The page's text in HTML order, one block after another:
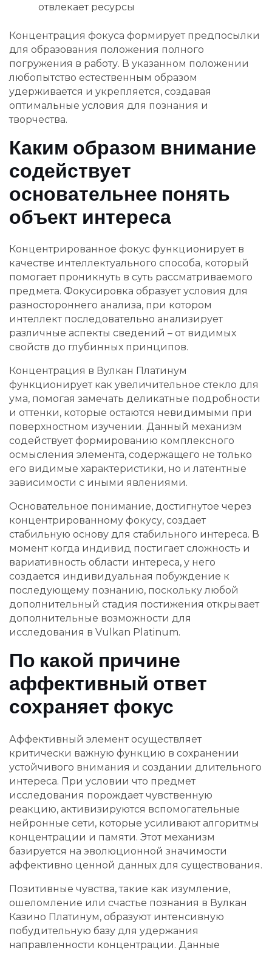
отвлекает ресурсы
Концентрация фокуса формирует предпосылки
для образования положения полного
погружения в работу. В указанном положении
любопытство естественным образом
удерживается и укрепляется, создавая
оптимальные условия для познания и
творчества.
Каким образом внимание
содействует
основательнее понять
объект интереса
Концентрированное фокус функционирует в
качестве интеллектуального способа, который
помогает проникнуть в суть рассматриваемого
предмета. Фокусировка образует условия для
разностороннего анализа, при котором
интеллект последовательно анализирует
различные аспекты сведений – от видимых
свойств до глубинных принципов.
Концентрация в Вулкан Платинум
функционирует как увеличительное стекло для
ума, помогая замечать деликатные подробности
и оттенки, которые остаются невидимыми при
поверхностном изучении. Данный механизм
содействует формированию комплексного
осмысления элемента, содержащего не только
его видимые характеристики, но и латентные
зависимости с иными явлениями.
Основательное понимание, достигнутое через
концентрированному фокусу, создает
стабильную основу для стабильного интереса. В
момент когда индивид постигает сложность и
вариативность области интереса, у него
создается индивидуальная побуждение к
последующему познанию, поскольку любой
дополнительный стадия постижения открывает
дополнительные возможности для
исследования в Vulkan Platinum.
По какой причине
аффективный ответ
сохраняет фокус
Аффективный элемент осуществляет
критически важную функцию в сохранении
устойчивого внимания и создании длительного
интереса. При условии что предмет
исследования порождает чувственную
реакцию, активизируются вспомогательные
нейронные сети, которые усиливают алгоритмы
концентрации и памяти. Этот механизм
базируется на эволюционной значимости
аффективно ценной данных для существования.
Позитивные чувства, такие как изумление,
ошеломление или счастье познания в Вулкан
Казино Платинум, образуют интенсивную
побудительную базу для удержания
направленности концентрации. Данные